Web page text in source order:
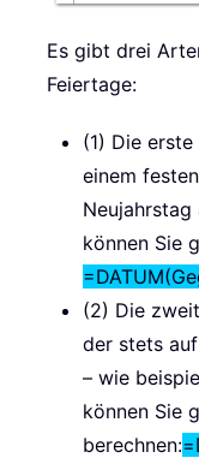
Es gibt drei
Feiertage:
(1) Die
einem
Neujahrstag
können Sie
(2) Die
der stets
– wie
können Sie
berechnen: